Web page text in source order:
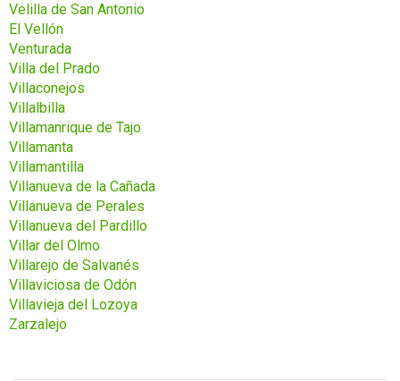
Velilla de San Antonio
El Vellón
Venturada
Villa del Prado
Villaconejos
Villalbilla
Villamanrique de Tajo
Villamanta
Villamantilla
Villanueva de la Cañada
Villanueva de Perales
Villanueva del Pardillo
Villar del Olmo
Villarejo de Salvanés
Villaviciosa de Odón
Villavieja del Lozoya
Zarzalejo